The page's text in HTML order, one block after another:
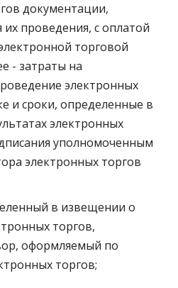
документации,
проведения, с оплатой
торговой
- затраты на
электронных
и сроки, определенные в
электронных
уполномоченным
электронных торгов
в извещении о
торгов,
оформляемый по
торгов;